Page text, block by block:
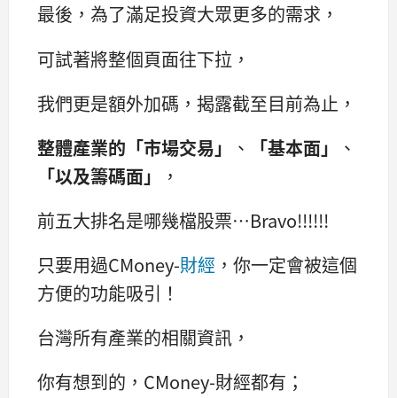
最後，為了滿足投資大眾更多的需求，
可試著將整個頁面往下拉，
我們更是額外加碼，揭露截至目前為止，
整體產業的「市場交易」
、 「基本面」
、
「以及籌碼面」
，
前五大排名是哪幾檔股票…Bravo!!!!!!
只要用過CMoney-財經 ，你一定會被這個
方便的功能吸引！
台灣所有產業的相關資訊，
你有想到的，CMoney-財經都有；